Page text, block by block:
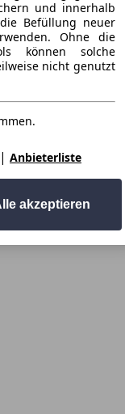
und innerhalb
Befüllung neuer
Ohne die
können solche
nicht genutzt
| Anbieterliste
akzeptieren